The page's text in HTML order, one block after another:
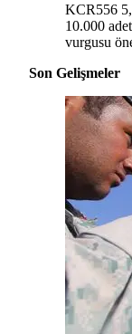
KCR556
10.000
vurgusu
Son Gelişmeler